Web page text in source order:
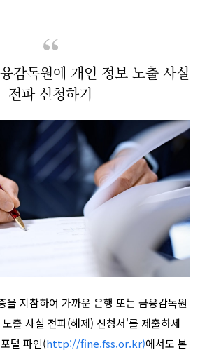
감독원에 개인 정보 노출 사실
전파 신청하기
을 지참하여 가까운 은행 또는 금융감독원
출 사실 전파(해제) 신청서'를 제출하세
털 파인(http://fine.fss.or.kr)에서도 본